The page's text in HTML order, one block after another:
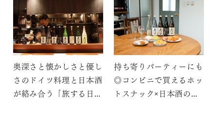
奥深さと懐かしさと優し
さのドイツ料理と日本酒
が絡み合う「旅する日本
持ち寄りパーティーにも
◎コンビニで買えるホッ
トスナック×日本酒のお